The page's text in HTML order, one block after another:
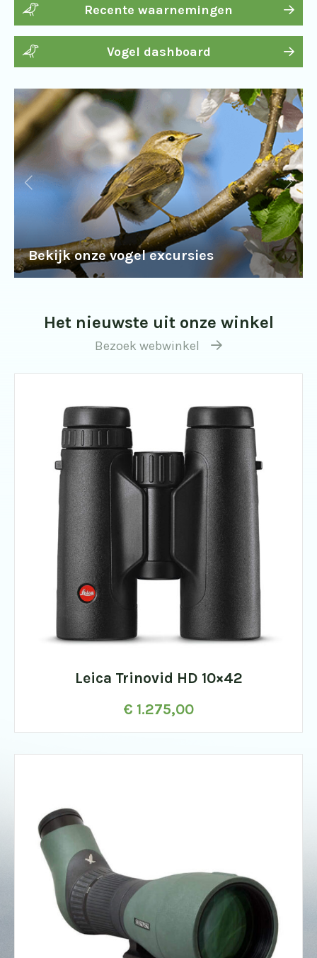
Recente waarnemingen
Vogel dashboard
Bekijk onze vogel excursies
Het nieuwste uit onze winkel
Bezoek webwinkel
Leica Trinovid HD 10×42
€ 1.275,00